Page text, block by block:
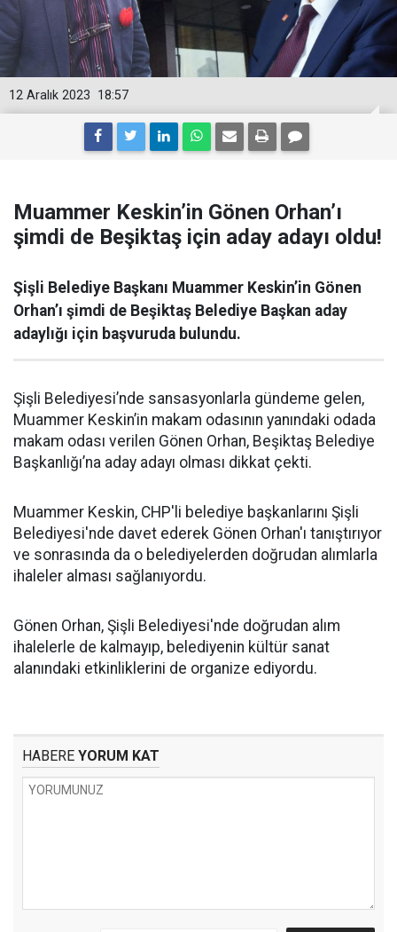
18:57
12 Aralık 2023
Muammer Keskin’in Gönen Orhan’ı
şimdi de Beşiktaş için aday adayı oldu!
Şişli Belediye Başkanı Muammer Keskin’in Gönen
Orhan’ı şimdi de Beşiktaş Belediye Başkan aday
adaylığı için başvuruda bulundu.
Şişli Belediyesi’nde sansasyonlarla gündeme gelen,
Muammer Keskin’in makam odasının yanındaki odada
makam odası verilen Gönen Orhan, Beşiktaş Belediye
Başkanlığı’na aday adayı olması dikkat çekti.
Muammer Keskin, CHP'li belediye başkanlarını Şişli
Belediyesi'nde davet ederek Gönen Orhan'ı tanıştırıyor
ve sonrasında da o belediyelerden doğrudan alımlarla
ihaleler alması sağlanıyordu.
Gönen Orhan, Şişli Belediyesi'nde doğrudan alım
ihalelerle de kalmayıp, belediyenin kültür sanat
alanındaki etkinliklerini de organize ediyordu.
HABERE YORUM KAT